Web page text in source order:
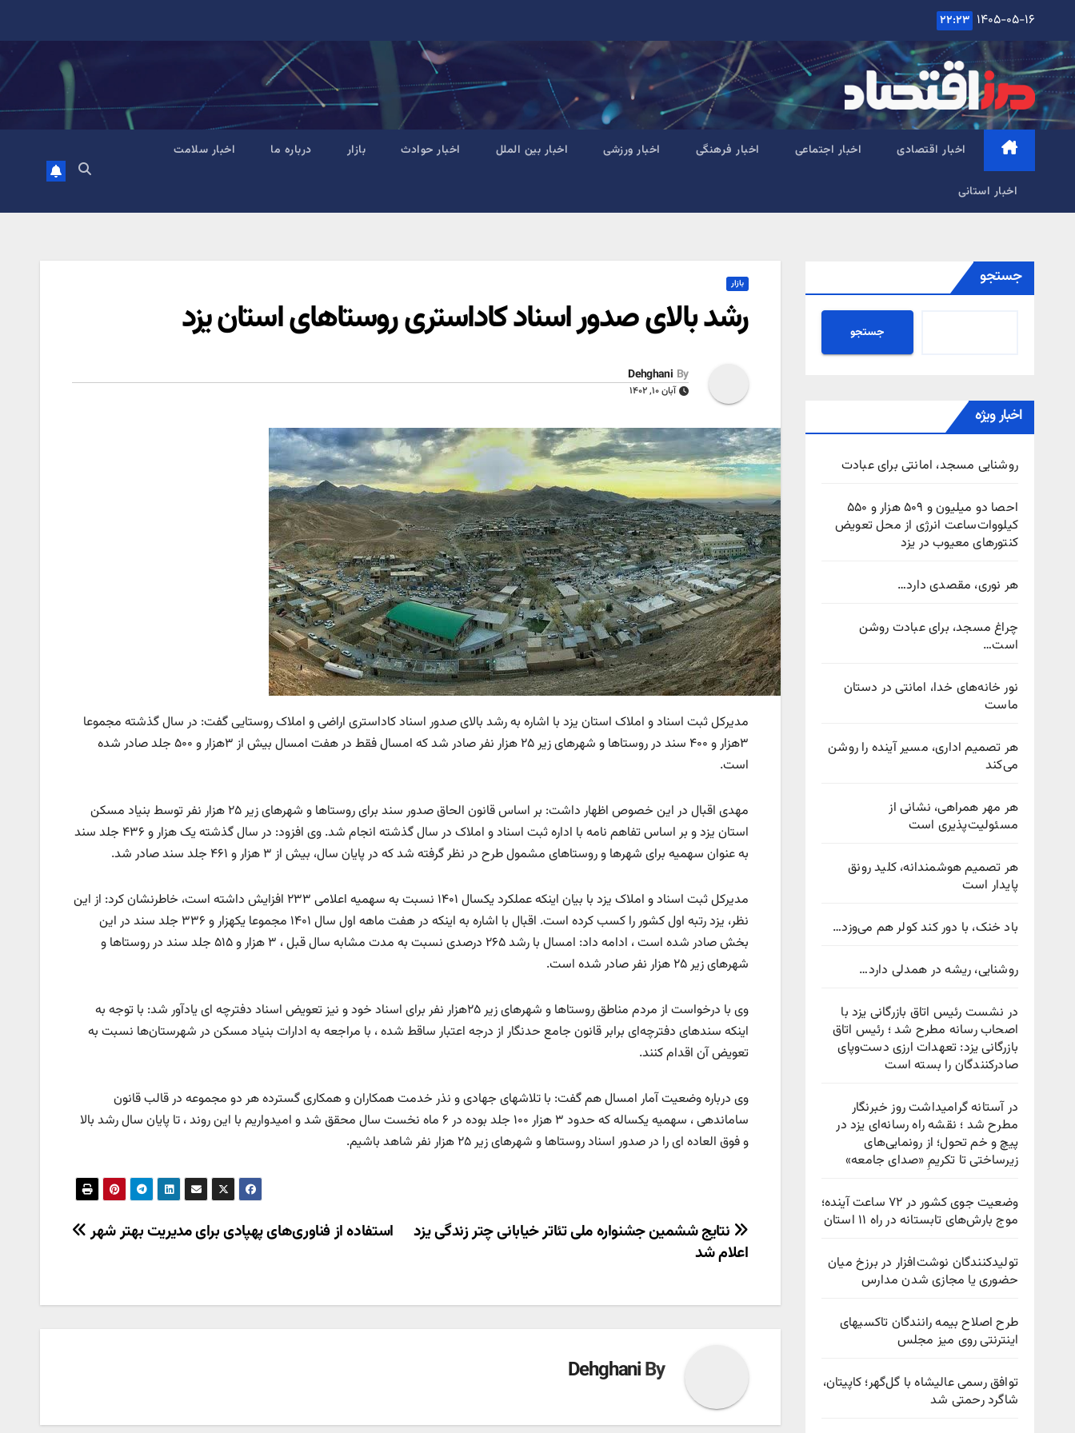
content
۱۴۰۵-۰۵-۱۶ ۲۲:۲۳
اخبار اقتصادی اخبار اجتماعی اخبار فرهنگی اخبار ورزشی اخبار بین الملل اخبار حوادث بازار درباره ما اخبار سلامت
اخبار استانی
جستجو
جستجو
اخبار ویژه
روشنایی مسجد، امانتی برای عبادت
احصا دو میلیون و ۵۰۹ هزار و ۵۵۰
کیلووات‌ساعت انرژی از محل تعویض
کنتورهای معیوب در یزد
هر نوری، مقصدی دارد…
چراغ مسجد، برای عبادت روشن
است…
نور خانه‌های خدا، امانتی در دستان
ماست
هر تصمیم اداری، مسیر آینده را روشن
می‌کند
هر مهر همراهی، نشانی از
مسئولیت‌پذیری است
هر تصمیم هوشمندانه، کلید رونق
پایدار است
باد خنک، با دور کند کولر هم می‌وزد…
روشنایی، ریشه در همدلی دارد…
در نشست رئیس اتاق بازرگانی یزد با
اصحاب رسانه مطرح شد ؛ رئیس اتاق
بازرگانی یزد: تعهدات ارزی دست‌وپای
صادرکنندگان را بسته است
در آستانه گرامیداشت روز خبرنگار
مطرح شد ؛ نقشه راه رسانه‌ای یزد در
پیچ‌ و خم تحول؛ از رونمایی‌های
زیرساختی تا تکریمِ «صدای جامعه»
وضعیت جوی کشور در ۷۲ ساعت آینده؛
موج بارش‌های تابستانه در راه ۱۱ استان
تولیدکنندگان نوشت‌افزار در برزخ میان
حضوری یا مجازی شدن مدارس
طرح اصلاح بیمه رانندگان تاکسیهای
اینترنتی روی میز مجلس
توافق رسمی عالیشاه با گل‌گهر؛ کاپیتان،
شاگرد رحمتی شد
بازار
رشد بالای صدور اسناد کاداستری روستاهای استان یزد
By
Dehghani
آبان ۱۰, ۱۴۰۲
مدیرکل ثبت اسناد و املاک استان یزد با اشاره به رشد بالای صدور اسناد کاداستری اراضی و املاک روستایی گفت: در سال گذشته مجموعا
۳هزار و ۴۰۰ سند در روستاها و شهرهای زیر ۲۵ هزار نفر صادر شد که امسال فقط در هفت امسال بیش از ۳هزار و ۵۰۰ جلد صادر شده
است.
مهدی اقبال در این خصوص اظهار داشت: بر اساس قانون الحاق صدور سند برای روستاها و شهرهای زیر ۲۵ هزار نفر توسط بنیاد مسکن
استان یزد و بر اساس تفاهم نامه با اداره ثبت اسناد و املاک در سال گذشته انجام شد. وی افزود: در سال گذشته یک هزار و ۴۳۶ جلد سند
به عنوان سهمیه برای شهرها و روستاهای مشمول طرح در نظر گرفته شد که در پایان سال، بیش از ۳ هزار و ۴۶۱ جلد سند صادر شد.
مدیرکل ثبت اسناد و املاک یزد با بیان اینکه عملکرد یکسال ۱۴۰۱ نسبت به سهمیه اعلامی ۲۳۳ افزایش داشته است، خاطرنشان کرد: از این
نظر، یزد رتبه اول کشور را کسب کرده است. اقبال با اشاره به اینکه در هفت ماهه اول سال ۱۴۰۱ مجموعا یکهزار و ۳۳۶ جلد سند در این
بخش صادر شده است ، ادامه داد: امسال با رشد ۲۶۵ درصدی نسبت به مدت مشابه سال قبل ، ۳ هزار و ۵۱۵ جلد سند در روستاها و
شهرهای زیر ۲۵ هزار نفر صادر شده است.
وی با درخواست از مردم مناطق روستاها و شهرهای زیر ۲۵هزار نفر برای اسناد خود و نیز تعویض اسناد دفترچه ای یادآور شد: با توجه به
اینکه سندهای دفترچه‌ای برابر قانون جامع حدنگار از درجه اعتبار ساقط شده ، با مراجعه به ادارات بنیاد مسکن در شهرستان‌ها نسبت به
تعویض آن اقدام کنند.
وی درباره وضعیت آمار امسال هم گفت: با تلاشهای جهادی و نذر خدمت همکاران و همکاری گسترده هر دو مجموعه در قالب قانون
ساماندهی ، سهمیه یکساله که حدود ۳ هزار ۱۰۰ جلد بوده در ۶ ماه نخست سال محقق شد و امیدواریم با این روند ، تا پایان سال رشد بالا
و فوق العاده ای را در صدور اسناد روستاها و شهرهای زیر ۲۵ هزار نفر شاهد باشیم.
راهبری
نوشته
استفاده از فناوری‌های پهپادی برای مدیریت بهتر شهر
نتايج ششمین جشنواره‌ ملی تئاتر خیابانی چتر زندگی یزد
اعلام شد
By
Dehghani